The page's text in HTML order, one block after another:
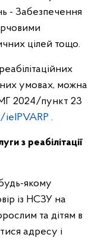
- Забезпечення
цілей тощо.
умовах, можна
2024/пункт 23
.
з реабілітації
якому
із НСЗУ на
та дітям в
адресу і